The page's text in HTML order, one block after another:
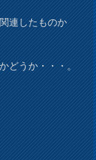
連したものか
どうか・・・。